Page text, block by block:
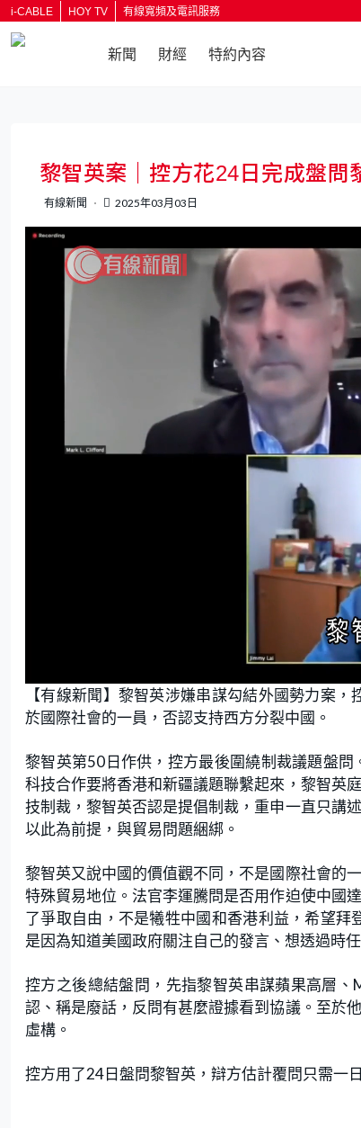
i-CABLE HOY TV 有線寬頻及電訊服務
新聞 財經 特約內容
黎智英案｜控方花24日完成盤
有線新聞 2025年03月03日
n
m
u
t
e
a
d
e
d
:
.
3
3
%
【有線新聞】黎智英涉嫌串謀勾結外國勢力案
於國際社會的一員，否認支持西方分裂中國。
黎智英第50日作供，控方最後圍繞制裁議題盤
科技合作要將香港和新疆議題聯繫起來，黎智英
技制裁，黎智英否認是提倡制裁，重申一直只講
以此為前提，與貿易問題綑綁。
黎智英又說中國的價值觀不同，不是國際社會的
特殊貿易地位。法官李運騰問是否用作迫使中國
了爭取自由，不是犧牲中國和香港利益，希望
是因為知道美國政府關注自己的發言、想透過時
控方之後總結盤問，先指黎智英串謀蘋果高層
認、稱是廢話，反問有甚麼證據看到協議。至於
虛構。
控方用了24日盤問黎智英，辯方估計覆問只需一